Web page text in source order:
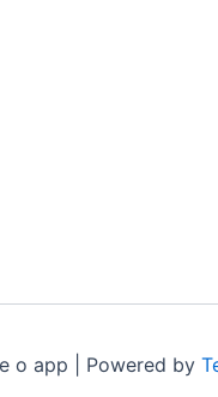
o app | Powered by